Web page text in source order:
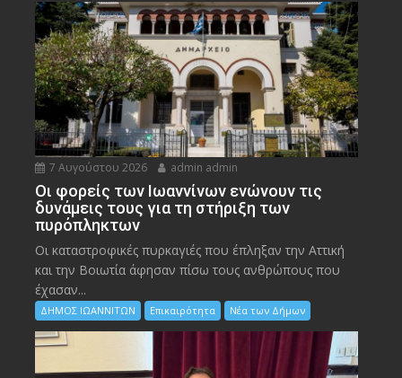
7 Αυγούστου 2026 admin admin
Οι φορείς των Ιωαννίνων ενώνουν τις
δυνάμεις τους για τη στήριξη των
πυρόπληκτων
Οι καταστροφικές πυρκαγιές που έπληξαν την Αττική
και την Bοιωτία άφησαν πίσω τους ανθρώπους που
έχασαν...
ΔΗΜΟΣ ΙΩΑΝΝΙΤΩΝ Επικαιρότητα Νέα των Δήμων